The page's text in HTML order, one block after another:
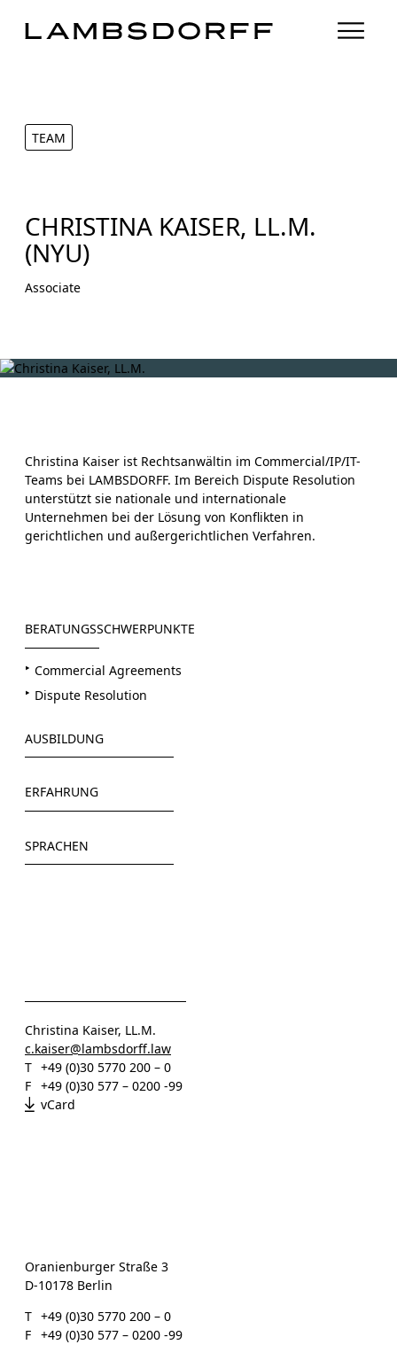
TEAM
CHRISTINA KAISER, LL.M.
(NYU)
Associate
Christina Kaiser ist Rechtsanwältin im Commercial/IP/IT-
Teams bei LAMBSDORFF. Im Bereich Dispute Resolution
unterstützt sie nationale und internationale
Unternehmen bei der Lösung von Konflikten in
gerichtlichen und außergerichtlichen Verfahren.
BERATUNGSSCHWERPUNKTE
Commercial Agreements
Dispute Resolution
AUSBILDUNG
NYU School of Law (LL.M.)
ERFAHRUNG
SPRACHEN
Christina Kaiser, LL.M.
c.kaiser@lambsdorff.law
T +49 (0)30 5770 200 – 0
F +49 (0)30 577 – 0200 -99
vCard
Oranienburger Straße 3
D-10178 Berlin
T +49 (0)30 5770 200 – 0
F +49 (0)30 577 – 0200 -99